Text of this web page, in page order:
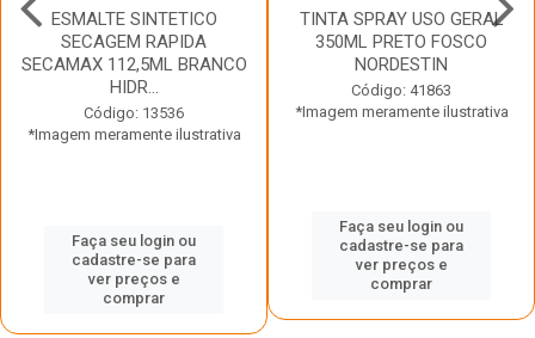
ESMALTE SINTETICO
SECAGEM RAPIDA
SECAMAX 112,5ML BRANCO
HIDR...
Código: 13536
*Imagem meramente ilustrativa
Faça seu login ou
cadastre-se para
ver preços e
comprar
TINTA SPRAY USO GERAL
350ML PRETO FOSCO
NORDESTIN
Código: 41863
*Imagem meramente ilustrativa
Faça seu login ou
cadastre-se para
ver preços e
comprar